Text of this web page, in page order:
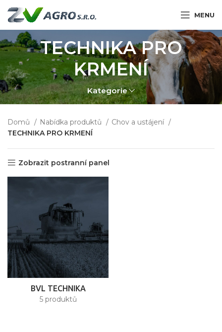
MENU
TECHNIKA PRO
KRMENÍ
Kategorie
Domů Nabídka produktů
Chov a ustájení
TECHNIKA PRO KRMENÍ
Zobrazit postranní panel
BVL TECHNIKA
5 produktů